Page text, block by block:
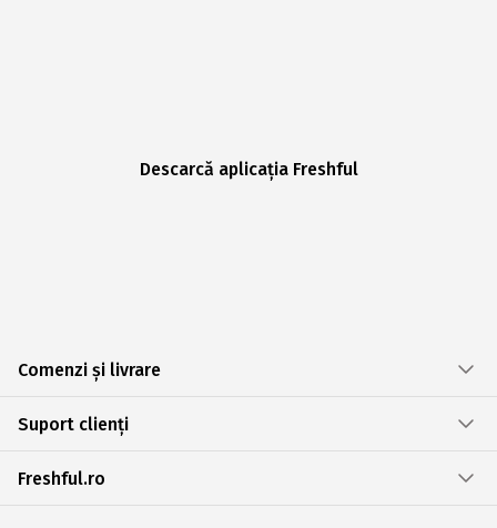
Descarcă aplicația Freshful
Comenzi și livrare
Suport clienți
Freshful.ro